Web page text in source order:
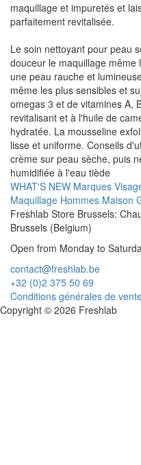
maquillage et impuretés et
parfaitement revitalisée.
Le soin nettoyant pour peau
douceur le maquillage
une peau rauche et
même les plus sensibles et
omegas 3 et de vitamines A,
revitalisant et à l'huile de
hydratée. La mousseline
lisse et uniforme. Conseils
crème sur peau sèche, puis
humidifiée à l'eau tiède
WHAT'S NEW Marques
Maquillage Hommes Maison
Freshlab Store Brussels:
Brussels (Belgium)
Open from Monday to
contact@freshlab.be
+32 (0)2 375 50 69
Conditions générales de
Copyright © 2026 Freshlab